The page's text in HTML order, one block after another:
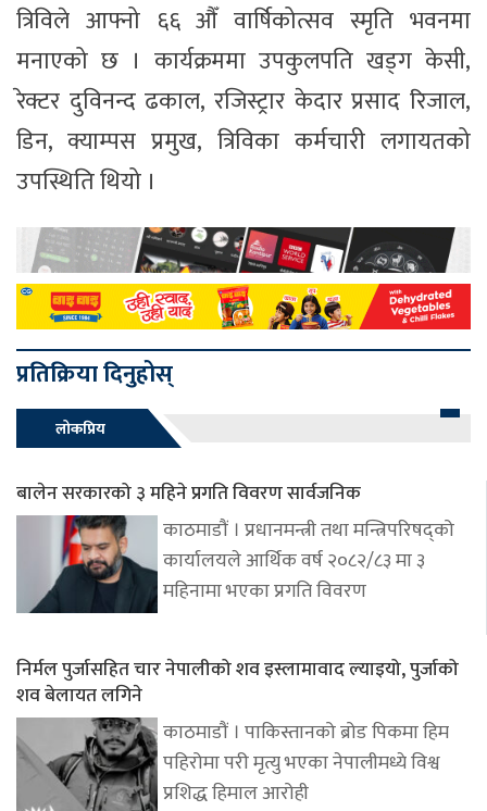
त्रिविले आफ्नो ६६ औँ वार्षिकोत्सव स्मृति भवनमा
मनाएको छ । कार्यक्रममा उपकुलपति खड्ग केसी,
रेक्टर दुविनन्द ढकाल, रजिस्ट्रार केदार प्रसाद रिजाल,
डिन, क्याम्पस प्रमुख, त्रिविका कर्मचारी लगायतको
उपस्थिति थियो ।
प्रतिक्रिया दिनुहोस्
लोकप्रिय
बालेन सरकारको ३ महिने प्रगति विवरण सार्वजनिक
काठमाडौं । प्रधानमन्त्री तथा मन्त्रिपरिषद्को
कार्यालयले आर्थिक वर्ष २०८२/८३ मा ३
महिनामा भएका प्रगति विवरण
निर्मल पुर्जासहित चार नेपालीको शव इस्लामावाद ल्याइयो, पुर्जाको
शव बेलायत लगिने
काठमाडौं । पाकिस्तानको ब्रोड पिकमा हिम
पहिरोमा परी मृत्यु भएका नेपालीमध्ये विश्व
प्रशिद्ध हिमाल आरोही